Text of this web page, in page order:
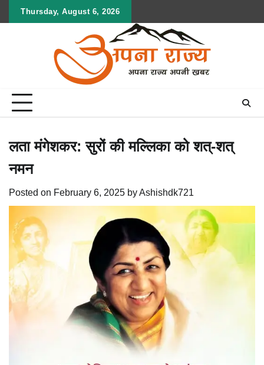
Thursday, August 6, 2026
लता मंगेशकर: सुरों की मल्लिका को शत्-शत्
नमन
Posted on February 6, 2025 byAshishdk721